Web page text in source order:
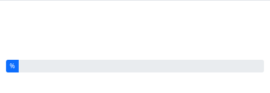
Ha completado el % de este formulario
%